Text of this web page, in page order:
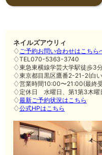
ネイルズアウリィ
♢ご予約お問い合わせはこちら
♢TEL070-5363-3740
♢東急東横線学芸大学駅徒歩3
♢東京都目黒区鷹番2-21-2(白
♢営業時間10:00〜21:00(最終
♢定休日 水曜日、第1第3木曜
♢最新ご予約状況はこちら
♢公式HPはこちら